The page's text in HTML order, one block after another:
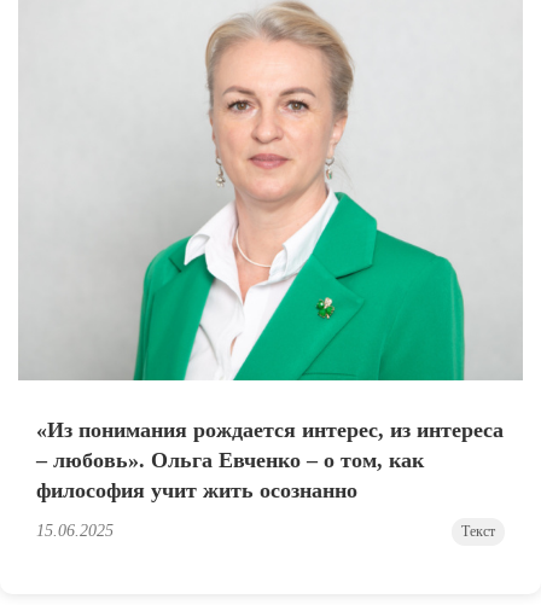
«Из понимания рождается интерес, из интереса
– любовь». Ольга Евченко – о том, как
философия учит жить осознанно
15.06.2025 Текст